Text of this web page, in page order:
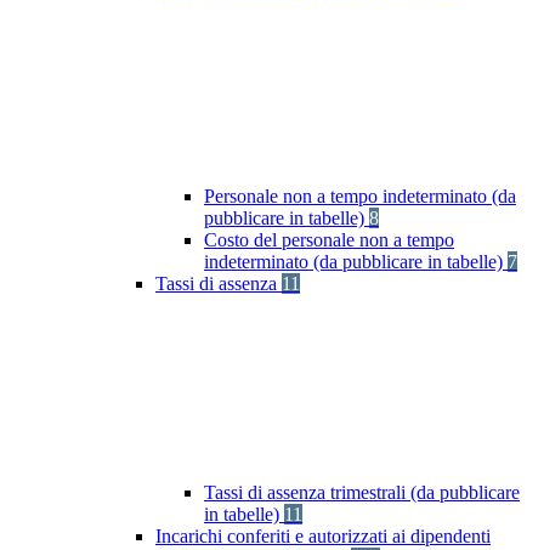
Personale non a tempo indeterminato (da
pubblicare in tabelle) 8
Costo del personale non a tempo
indeterminato (da pubblicare in tabelle) 7
Tassi di assenza 11
Tassi di assenza trimestrali (da pubblicare
in tabelle) 11
Incarichi conferiti e autorizzati ai dipendenti